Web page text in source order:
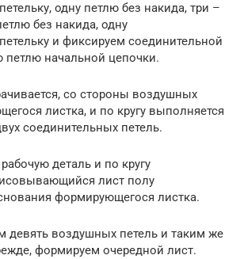
одну петлю без накида, три –
без накида, одну
и фиксируем соединительной
петлю начальной цепочки.
со стороны воздушных
листка, и по кругу выполняется
соединительных петель.
деталь и по кругу
лист полу
формирующегося листка.
девять воздушных петель и таким же
формируем очередной лист.